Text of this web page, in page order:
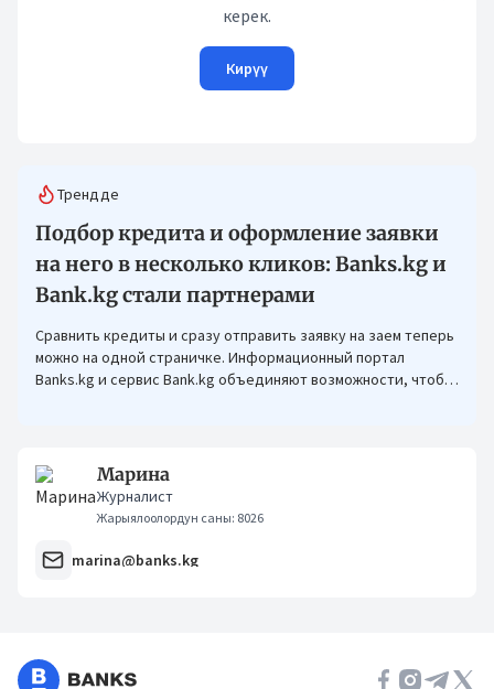
керек.
Кирүү
Трендде
Подбор кредита и оформление заявки
на него в несколько кликов: Banks.kg и
Bank.kg стали партнерами
Сравнить кредиты и сразу отправить заявку на заем теперь
можно на одной страничке. Информационный портал
Banks.kg и сервис Bank.kg объединяют возможности, чтобы
Марина
Журналист
Жарыялоолордун саны: 8026
marina@banks.kg